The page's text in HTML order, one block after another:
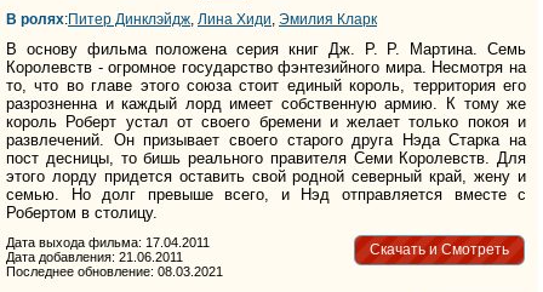
В ролях:Питер Динклэйдж, Лина Хиди, Эмилия Кларк
В основу фильма положена серия книг Дж. Р. Р. Мартина. Семь
Королевств - огромное государство фэнтезийного мира. Несмотря на
то, что во главе этого союза стоит единый король, территория его
разрозненна и каждый лорд имеет собственную армию. К тому же
король Роберт устал от своего бремени и желает только покоя и
развлечений. Он призывает своего старого друга Нэда Старка на
пост десницы, то бишь реального правителя Семи Королевств. Для
этого лорду придется оставить свой родной северный край, жену и
семью. Но долг превыше всего, и Нэд отправляется вместе с
Робертом в столицу.
Скачать и Смотреть
Дата выхода фильма: 17.04.2011
Дата добавления: 21.06.2011
Последнее обновление: 08.03.2021